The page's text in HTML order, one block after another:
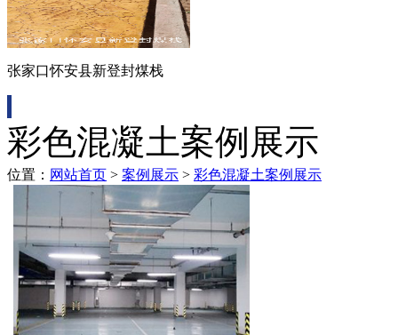
张家口怀安县新登封煤栈
彩色混凝土案例展示
位置： 网站首页 > 案例展示 > 彩色混凝土案例展示